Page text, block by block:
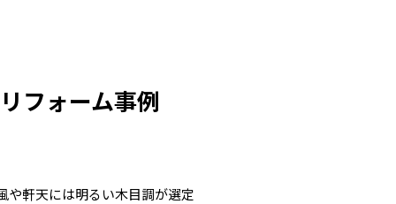
フォーム事例
や軒天には明るい木目調が選定